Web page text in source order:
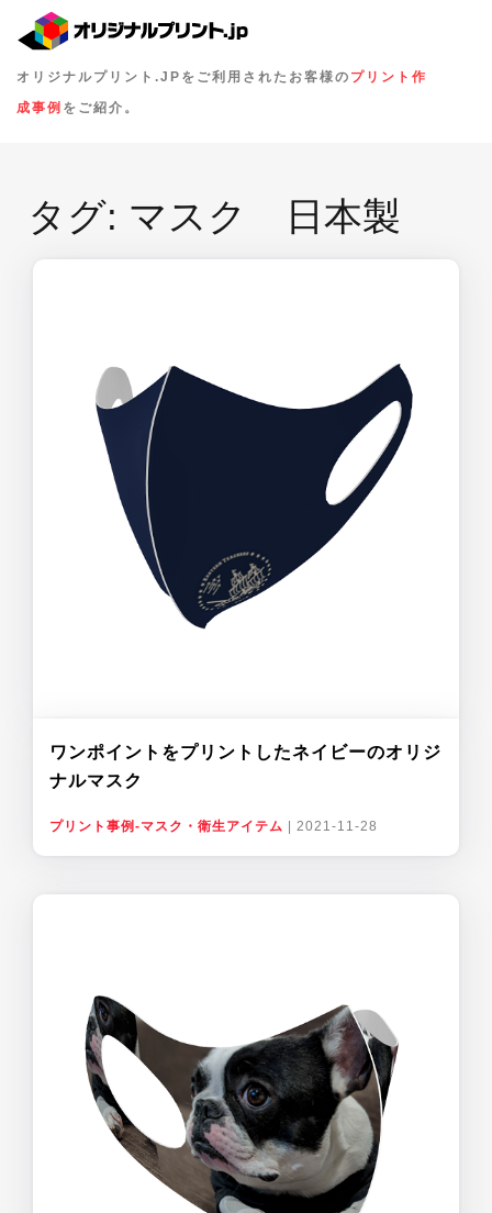
オリジナルプリント.JPをご利用されたお客様の プリント作
成事例 をご紹介。
タグ: マスク 日本製
ワンポイントをプリントしたネイビーのオリジ
ナルマスク
プリント事例-マスク・衛生アイテム 2021-11-28